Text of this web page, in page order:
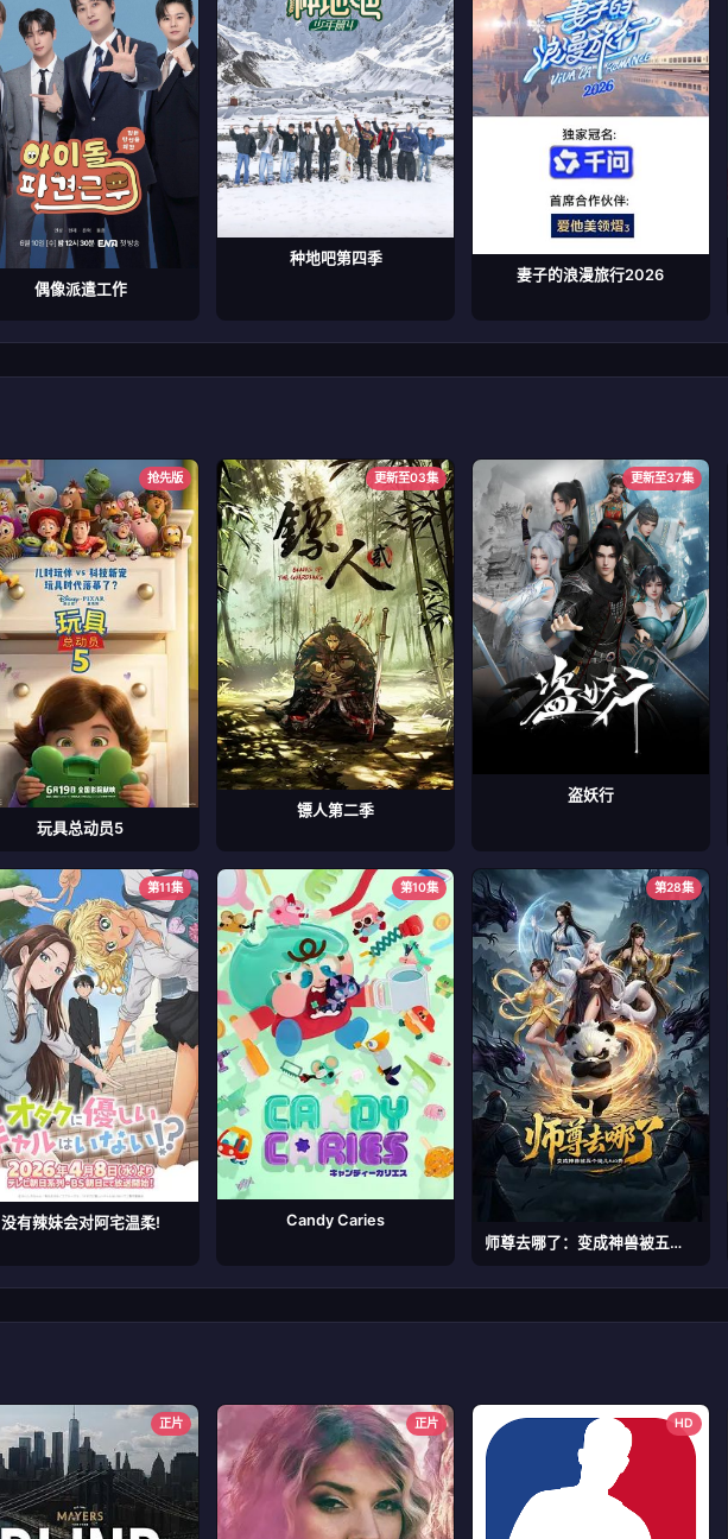
偶像派遣工作
种地吧第四季
妻子的浪漫旅行2026
抢先版
玩具总动员5
更新至03集
镖人第二季
更新至37集
盗妖行
第11集
没有辣妹会对阿宅温柔!
第10集
Candy Caries
第28集
师尊去哪了：变成神兽被五个徒儿rua秃
正片 正片 HD